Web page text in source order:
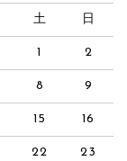
土 日
1 2
8 9
15 16
22 23